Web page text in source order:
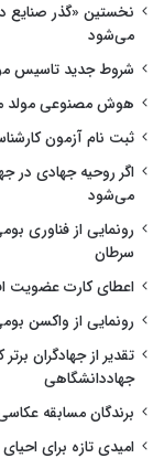
نخستین «گذر صنایع
می‌شود
شروط جدید تاسیس
هوش مصنوعی مولد
ثبت نام آزمون
اگر روحیه جهادی در
می‌شود
رونمایی از فناوری
سرطان
اعطای کارت عضویت
رونمایی از واکسن بومی
تقدیر از جهادگران
جهاددانشگاهی
برندگان مسابقه عکاسی از
امیدی تازه برای